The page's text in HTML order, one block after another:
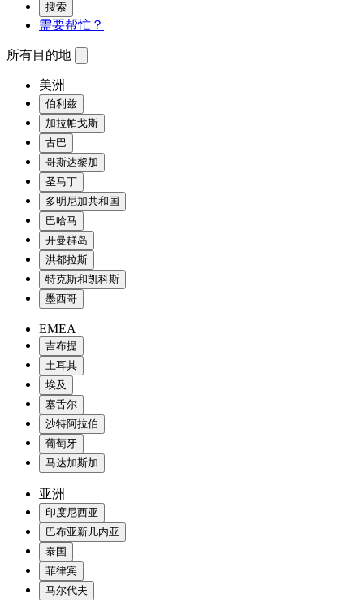
搜索
需要帮忙？
所有目的地
美洲
伯利兹
加拉帕戈斯
古巴
哥斯达黎加
圣马丁
多明尼加共和国
巴哈马
开曼群岛
洪都拉斯
特克斯和凯科斯
墨西哥
EMEA
吉布提
土耳其
埃及
塞舌尔
沙特阿拉伯
葡萄牙
马达加斯加
亚洲
印度尼西亚
巴布亚新几内亚
泰国
菲律宾
马尔代夫